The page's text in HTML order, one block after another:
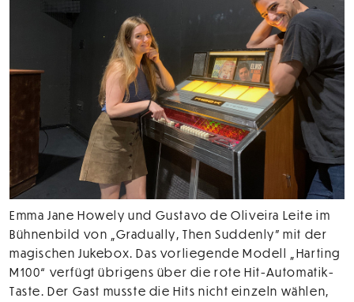
Emma Jane Howely und Gustavo de Oliveira Leite im
Bühnenbild von „Gradually, Then Suddenly” mit der
magischen Jukebox. Das vorliegende Modell „Harting
M100“ verfügt übrigens über die rote Hit-Automatik-
Taste. Der Gast musste die Hits nicht einzeln wählen,